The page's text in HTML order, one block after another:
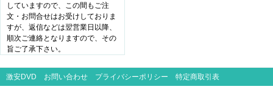
していますので、この間もご注
文・お問合せはお受けしておりま
すが、返信などは翌営業日以降、
順次ご連絡となりますので、その
旨ご了承下さい。
激安DVD お問い合わせ プライバシーポリシー 特定商取引表